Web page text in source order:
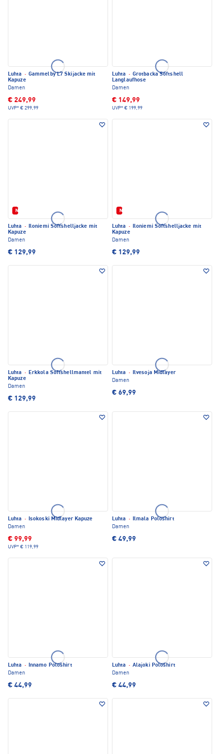
Luhta · Gammelby L7 Skijacke mit
Kapuze
Damen
€ 249,99
UVP* € 299,99
Luhta · Grotbacka Softshell
Langlaufhose
Damen
€ 149,99
UVP* € 199,99
Neu
Luhta · Iloniemi Softshelljacke mit
Kapuze
Damen
€ 129,99
Neu
Luhta · Iloniemi Softshelljacke mit
Kapuze
Damen
€ 129,99
Luhta · Erkkola Softshellmantel mit
Kapuze
Damen
€ 129,99
Luhta · Ilvesoja Midlayer
Damen
€ 69,99
Luhta · Isokoski Midlayer Kapuze
Damen
€ 99,99
UVP* € 119,99
Luhta · Ilmala Poloshirt
Damen
€ 49,99
Luhta · Innamo Poloshirt
Damen
€ 44,99
Luhta · Alajoki Poloshirt
Damen
€ 44,99